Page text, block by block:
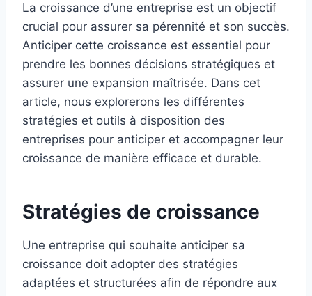
La croissance d’une entreprise est un objectif
crucial pour assurer sa pérennité et son succès.
Anticiper cette croissance est essentiel pour
prendre les bonnes décisions stratégiques et
assurer une expansion maîtrisée. Dans cet
article, nous explorerons les différentes
stratégies et outils à disposition des
entreprises pour anticiper et accompagner leur
croissance de manière efficace et durable.
Stratégies de croissance
Une entreprise qui souhaite anticiper sa
croissance doit adopter des stratégies
adaptées et structurées afin de répondre aux